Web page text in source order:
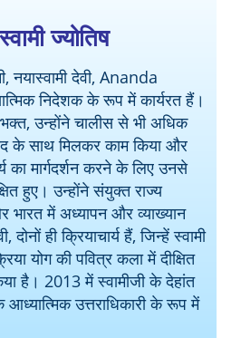
ज्योतिष
नयास्वामी देवी, Ananda
निदेशक के रूप में कार्यरत हैं।
भक्त, उन्होंने चालीस से भी अधिक
के साथ मिलकर काम किया और
का मार्गदर्शन करने के लिए उनसे
हुए। उन्होंने संयुक्त राज्य
भारत में अध्यापन और व्याख्यान
ही क्रियाचार्य हैं, जिन्हें स्वामी
योग की पवित्र कला में दीक्षित
है। 2013 में स्वामीजी के देहांत
उत्तराधिकारी के रूप में